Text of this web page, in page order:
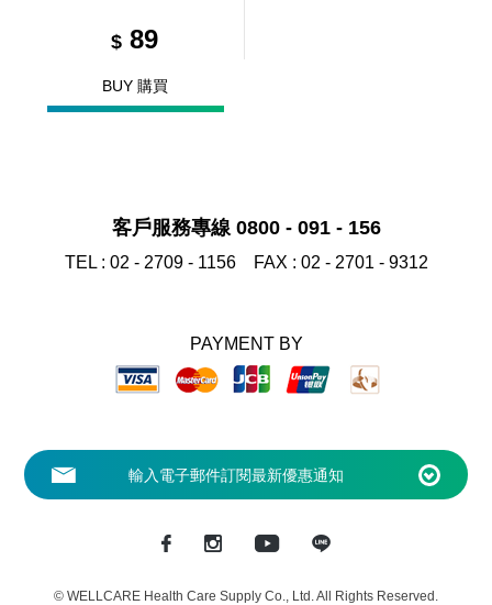
$ 89
BUY 購買
TEL : 02 - 2709 - 1156 FAX : 02 - 2701 - 9312
PAYMENT BY